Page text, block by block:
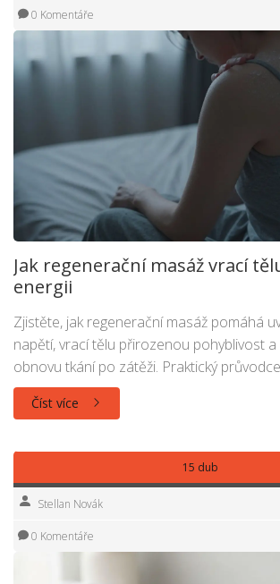
0 Komentáře
Jak regenerační masáž vrací
energii
Zjistěte, jak regenerační masáž pomáhá
napětí, vrací tělu přirozenou pohyblivost a
obnovu tkání po zátěži. Praktický
Číst více
15 dub
Stellan Novák
0 Komentáře